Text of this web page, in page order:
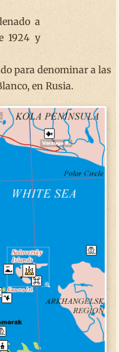
a
1924 y
para denominar a las
en Rusia.